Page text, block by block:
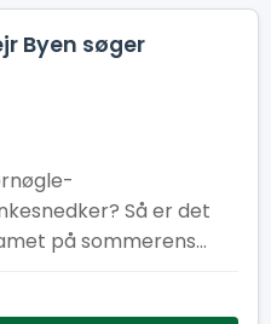
Byen søger
Så er det
på sommerens